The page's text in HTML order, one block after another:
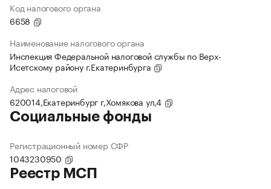
Код налогового органа
6658
Наименование налогового органа
Инспекция Федеральной налоговой службы по Верх-
Исетскому району г.Екатеринбурга
Адрес налоговой
620014,Екатеринбург г,Хомякова ул,4
Социальные фонды
Регистрационный номер СФР
1043230950
Реестр МСП